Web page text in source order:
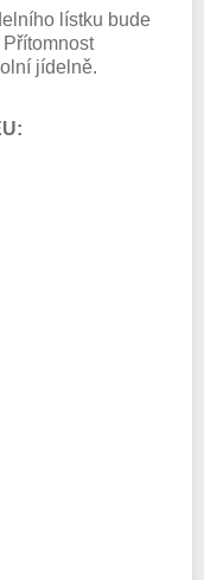
lístku bude
jídelně.